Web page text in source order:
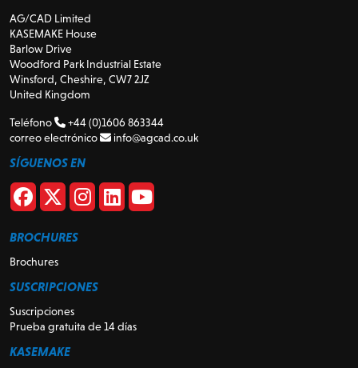
AG/CAD Limited
KASEMAKE House
Barlow Drive
Woodford Park Industrial Estate
Winsford, Cheshire, CW7 2JZ
United Kingdom
Teléfono
+44 (0)1606 863344
correo electrónico
info@agcad.co.uk
SÍGUENOS EN
BROCHURES
Brochures
SUSCRIPCIONES
Suscripciones
Prueba gratuita de 14 días
KASEMAKE